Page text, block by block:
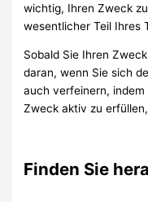
wichtig, Ihren Zweck
wesentlicher Teil Ihres
Sobald Sie Ihren
daran, wenn Sie sich
auch verfeinern,
Zweck aktiv zu
Finden Sie